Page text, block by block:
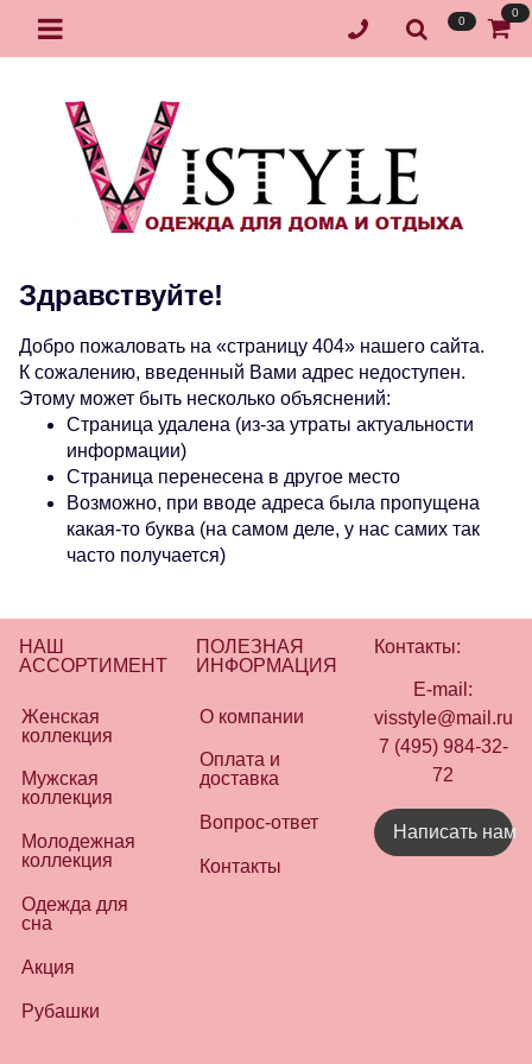
0
0
Здравствуйте!
Добро пожаловать на «страницу 404» нашего сайта.
К сожалению, введенный Вами адрес недоступен.
Этому может быть несколько объяснений:
Страница удалена (из-за утраты актуальности
информации)
Страница перенесена в другое место
Возможно, при вводе адреса была пропущена
какая-то буква (на самом деле, у нас самих так
часто получается)
НАШ
АССОРТИМЕНТ
Женская
коллекция
Мужская
коллекция
Молодежная
коллекция
Одежда для
сна
Акция
Рубашки
ПОЛЕЗНАЯ
ИНФОРМАЦИЯ
О компании
Оплата и
доставка
Вопрос-ответ
Контакты
Контакты:
E-mail:
visstyle@mail.ru
7 (495) 984-32-
72
Написать нам